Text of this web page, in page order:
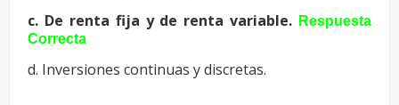
c. De renta fija y de renta variable. Respuesta
Correcta
d. Inversiones continuas y discretas.